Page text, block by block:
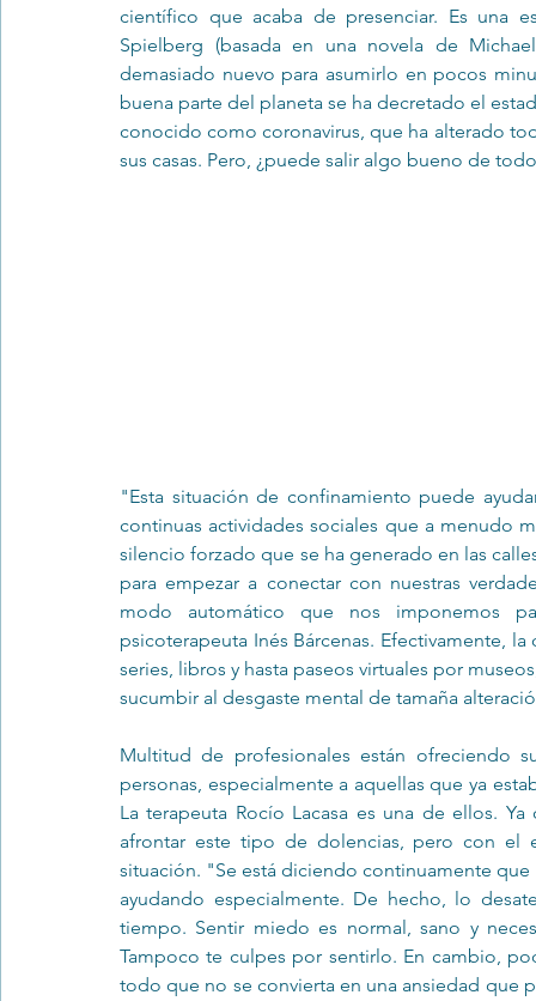
científico que acaba de presenciar. Es una
Spielberg (basada en una novela de
demasiado nuevo para asumirlo en pocos
buena parte del planeta se ha decretado el
conocido como coronavirus, que ha alterado
sus casas. Pero, ¿puede salir algo bueno de
"Esta situación de confinamiento puede
continuas actividades sociales que a menudo
silencio forzado que se ha generado en las
para empezar a conectar con nuestras
modo automático que nos imponemos
psicoterapeuta Inés Bárcenas. Efectivamente,
series, libros y hasta paseos virtuales por
sucumbir al desgaste mental de tamaña
Multitud de profesionales están ofreciendo
personas, especialmente a aquellas que ya
La terapeuta Rocío Lacasa es una de ellos.
afrontar este tipo de dolencias, pero con el
situación. "Se está diciendo continuamente
ayudando especialmente. De hecho, lo
tiempo. Sentir miedo es normal, sano y
Tampoco te culpes por sentirlo. En cambio,
todo que no se convierta en una ansiedad que